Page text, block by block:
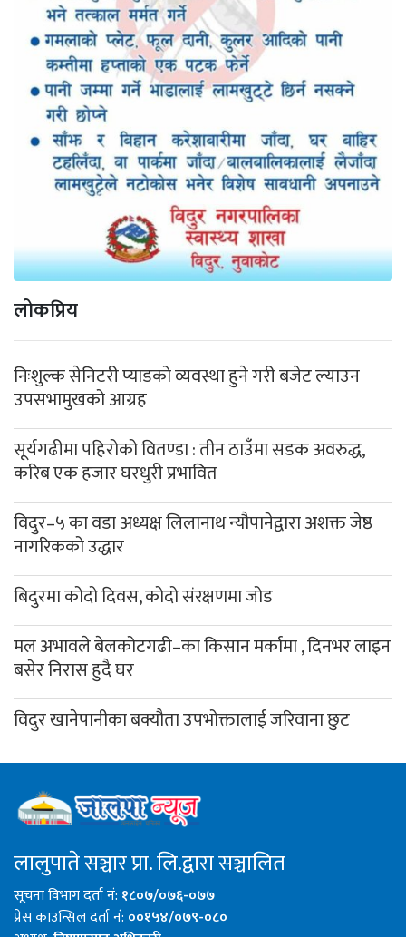
लोकप्रिय
निःशुल्क सेनिटरी प्याडको व्यवस्था हुने गरी बजेट ल्याउन
उपसभामुखको आग्रह
सूर्यगढीमा पहिरोको वितण्डा : तीन ठाउँमा सडक अवरुद्ध,
करिब एक हजार घरधुरी प्रभावित
विदुर–५ का वडा अध्यक्ष लिलानाथ न्यौपानेद्वारा अशक्त जेष्ठ
नागरिकको उद्धार
बिदुरमा कोदो दिवस, कोदो संरक्षणमा जोड
मल अभावले बेलकोटगढी–का किसान मर्कामा , दिनभर लाइन
बसेर निरास हुदै घर
विदुर खानेपानीका बक्यौता उपभोक्तालाई जरिवाना छुट
लालुपाते सञ्चार प्रा. लि.द्वारा सञ्चालित
सूचना विभाग दर्ता नं: १८०७/०७६-०७७
प्रेस काउन्सिल दर्ता नं: ००१५४/०७९-०८०